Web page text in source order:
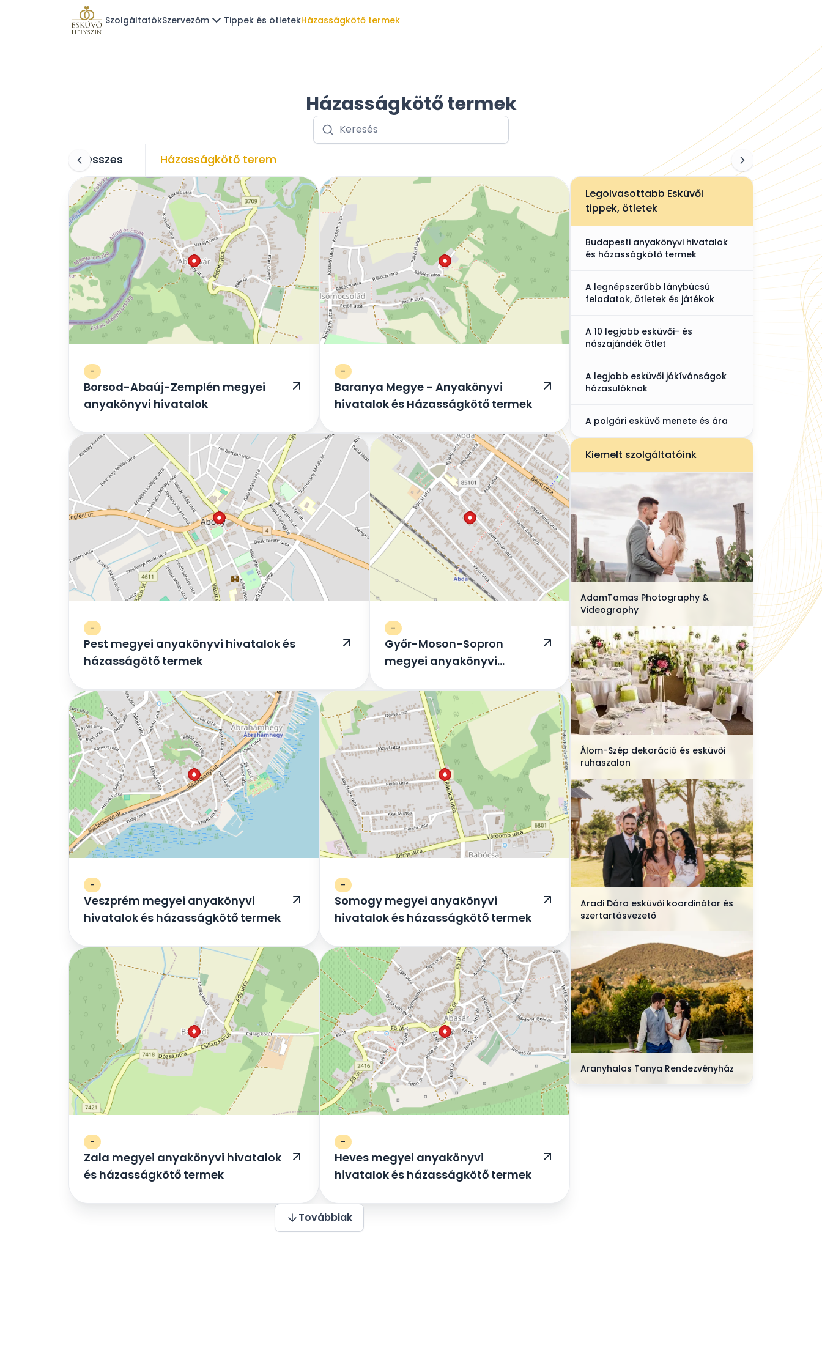
SzolgáltatókSzervezőm Tippek és ötletekHázasságkötő termek
Házasságkötő termek
Összes Házasságkötő terem
-
Borsod-Abaúj-Zemplén megyei
anyakönyvi hivatalok
-
Baranya Megye - Anyakönyvi
hivatalok és Házasságkötő termek
-
Pest megyei anyakönyvi hivatalok és
házasságötő termek
-
Győr-Moson-Sopron
megyei anyakönyvi
termek
-
Veszprém megyei anyakönyvi
hivatalok és házasságkötő termek
-
Somogy megyei anyakönyvi
hivatalok és házasságkötő termek
-
Zala megyei anyakönyvi hivatalok
és házasságkötő termek
-
Heves megyei anyakönyvi
hivatalok és házasságkötő termek
Továbbiak
Legolvasottabb Esküvői
tippek, ötletek
Budapesti anyakönyvi hivatalok
és házasságkötő termek
A legnépszerűbb lánybúcsú
feladatok, ötletek és játékok
A 10 legjobb esküvői- és
nászajándék ötlet
A legjobb esküvői jókívánságok
házasulóknak
A polgári esküvő menete és ára
Kiemelt szolgáltatóink
AdamTamas Photography &
Videography
Álom-Szép dekoráció és esküvői
ruhaszalon
Aradi Dóra esküvői koordinátor és
szertartásvezető
Aranyhalas Tanya Rendezvényház